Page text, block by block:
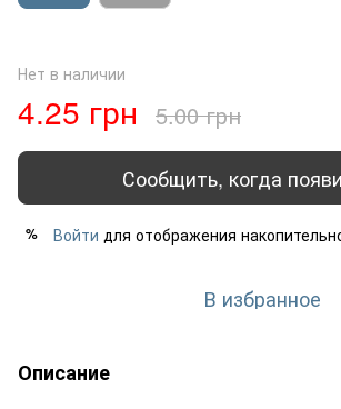
Нет в наличии
4.25 грн 5.00 грн
Сообщить, когда
% Войти для отображения
В избранное
Описание